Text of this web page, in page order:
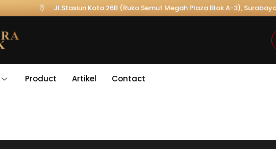
Jl.Stasiun Kota 26B (Ruko Semut Megah Plaza Blok A-3),
Product Artikel Contact